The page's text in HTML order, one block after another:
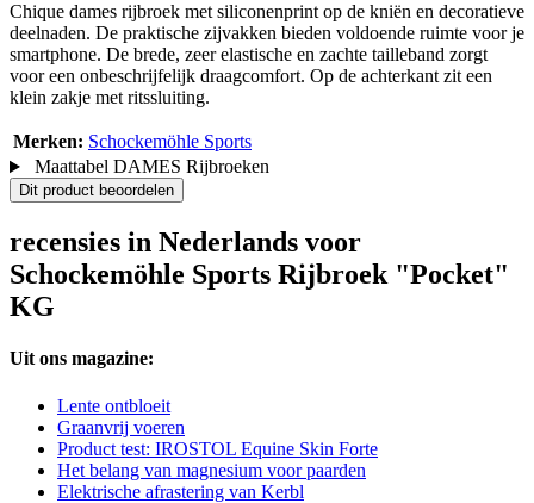
Chique dames rijbroek met siliconenprint op de kniën en decoratieve
deelnaden. De praktische zijvakken bieden voldoende ruimte voor je
smartphone. De brede, zeer elastische en zachte tailleband zorgt
voor een onbeschrijfelijk draagcomfort. Op de achterkant zit een
klein zakje met ritssluiting.
Merken: Schockemöhle Sports
Maattabel DAMES Rijbroeken
Dit product beoordelen
recensies in Nederlands voor
Schockemöhle Sports Rijbroek "Pocket"
KG
Uit ons magazine:
Lente ontbloeit
Graanvrij voeren
Product test: IROSTOL Equine Skin Forte
Het belang van magnesium voor paarden
Elektrische afrastering van Kerbl